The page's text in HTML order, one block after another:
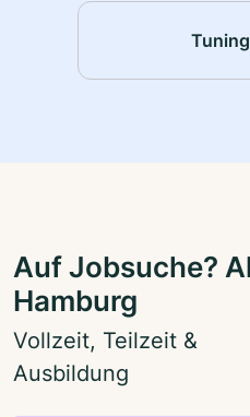
Auf Jobsuche?
Hamburg
Vollzeit, Teilzeit &
Ausbildung